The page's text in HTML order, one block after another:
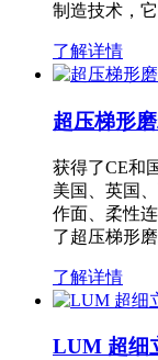
制造技术，
了解详情
超压梯形
获得了CE和
美国、英国
作面、柔性
了超压梯形
了解详情
LUM 超细